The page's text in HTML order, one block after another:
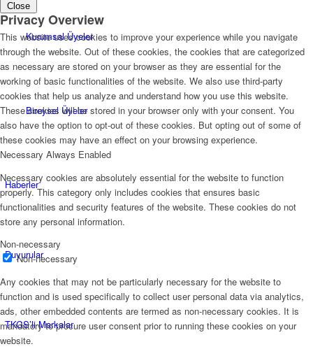
Kurumsal Üyeler
Bireysel Üyeler
Haberler
Duyurular
TKGS’li Markalar
Close
Privacy Overview
This website uses cookies to improve your experience while you navigate
through the website. Out of these cookies, the cookies that are categorized
as necessary are stored on your browser as they are essential for the
working of basic functionalities of the website. We also use third-party
cookies that help us analyze and understand how you use this website.
These cookies will be stored in your browser only with your consent. You
also have the option to opt-out of these cookies. But opting out of some of
these cookies may have an effect on your browsing experience.
Necessary Always Enabled
Necessary cookies are absolutely essential for the website to function
properly. This category only includes cookies that ensures basic
functionalities and security features of the website. These cookies do not
store any personal information.
Non-necessary
Non-necessary
Any cookies that may not be particularly necessary for the website to
function and is used specifically to collect user personal data via analytics,
ads, other embedded contents are termed as non-necessary cookies. It is
mandatory to procure user consent prior to running these cookies on your
website.